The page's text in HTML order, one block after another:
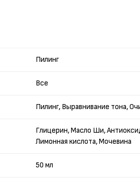
Пилинг
Все
Пилинг, Выравнивание тона,
Глицерин, Масло Ши,
Лимонная кислота, Мочевина
50 мл